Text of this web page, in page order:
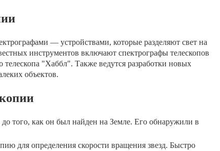
— устройствами, которые разделяют свет на
инструментов включают спектрографы телескопов
"Хаббл". Также ведутся разработки новых
объектов.
того, как он был найден на Земле. Его обнаружили в
для определения скорости вращения звезд. Быстро